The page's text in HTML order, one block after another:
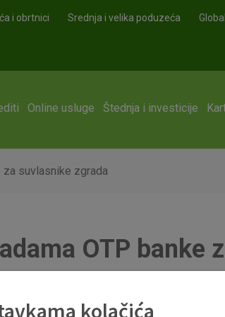
i obrtnici Srednja i velika poduzeća
Online usluge Štednja i investicije
za suvlasnike zgrada
OTP banke
o naknadama u dijelu koji se odnosi na
kolačića